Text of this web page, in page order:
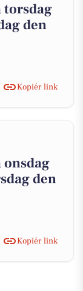
torsdag
den
Kopiér link
den
Kopiér link